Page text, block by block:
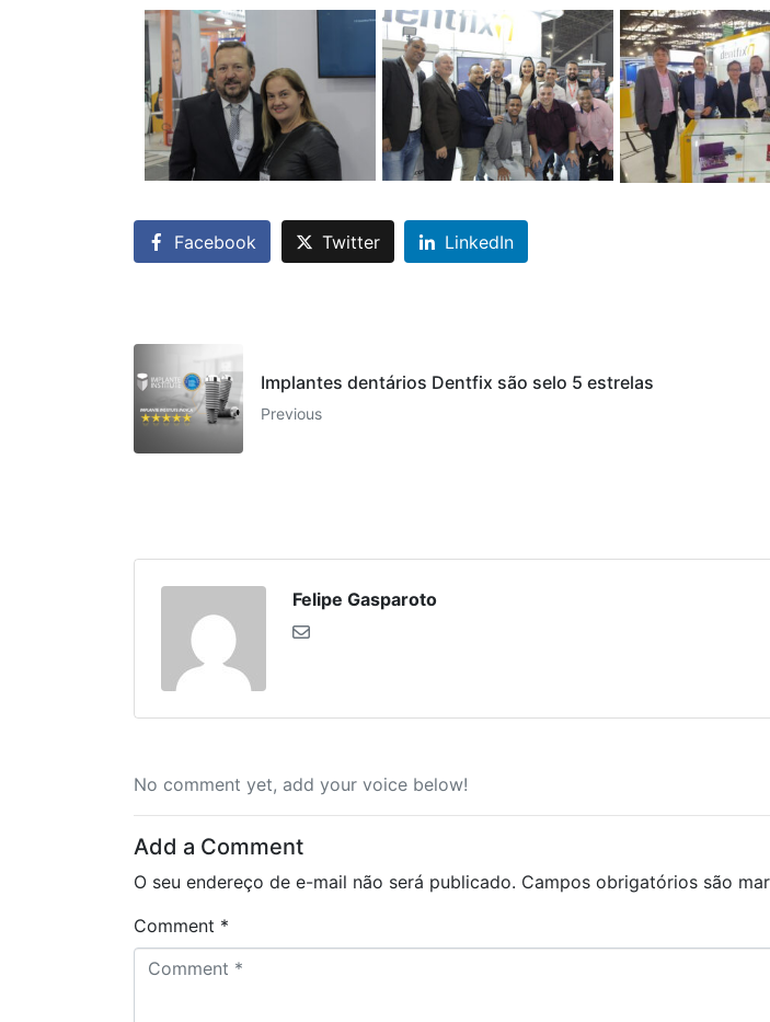
Facebook Twitter LinkedIn
Implantes dentários Dentfix são selo 5 estrelas
Previous
Felipe Gasparoto
No comment yet, add your voice below!
Add a Comment
O seu endereço de e-mail não será publicado. Campos obrigatórios são
Comment *